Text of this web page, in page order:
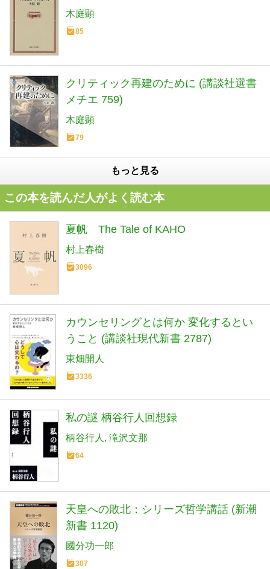
木庭顕
85
クリティック再建のために (講談社選書
メチエ 759)
木庭顕
79
もっと見る
この本を読んだ人がよく読む本
夏帆 The Tale of KAHO
村上春樹
3096
カウンセリングとは何か 変化するとい
うこと (講談社現代新書 2787)
東畑開人
3336
私の謎 柄谷行人回想録
柄谷行人 滝沢文那
64
天皇への敗北：シリーズ哲学講話 (新潮
新書 1120)
國分功一郎
307